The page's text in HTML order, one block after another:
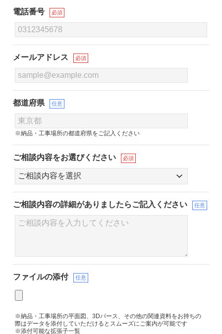
電話番号 必須
メールアドレス 必須
都道府県 任意
※納品・工事場所の都道府県をご記入ください
ご相談内容をお選びください 必須
ご相談内容の詳細がありましたらご記入ください 任意
ファイルの添付 任意
※納品・工事場所の平面図、3Dパース、その他の関連資料をお持ちの
際はデータを添付していただけるとスムーズにご案内が可能です
※添付可能な拡張子一覧